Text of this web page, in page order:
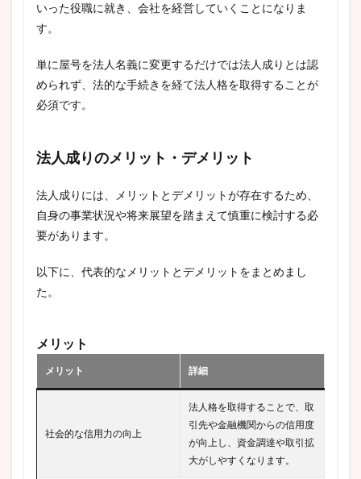
いった役職に就き、会社を経営していくことになりま
す。
単に屋号を法人名義に変更するだけでは法人成りとは認
められず、法的な手続きを経て法人格を取得することが
必須です。
法人成りのメリット・デメリット
法人成りには、メリットとデメリットが存在するため、
自身の事業状況や将来展望を踏まえて慎重に検討する必
要があります。
以下に、代表的なメリットとデメリットをまとめまし
た。
メリット
メリット 詳細
社会的な信用力の向上
法人格を取得することで、取
引先や金融機関からの信用度
が向上し、資金調達や取引拡
大がしやすくなります。